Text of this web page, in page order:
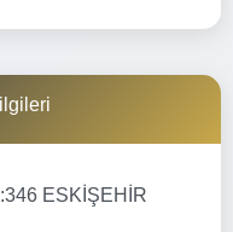
ESKİŞEHİR